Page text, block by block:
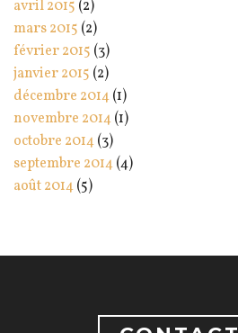
avril 2015 (2)
mars 2015 (2)
février 2015 (3)
janvier 2015 (2)
décembre 2014(1)
novembre 2014(1)
octobre 2014(3)
septembre 2014(4)
août 2014(5)